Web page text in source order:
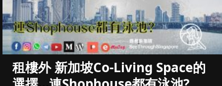
租樓外 新加坡Co-Living Space的